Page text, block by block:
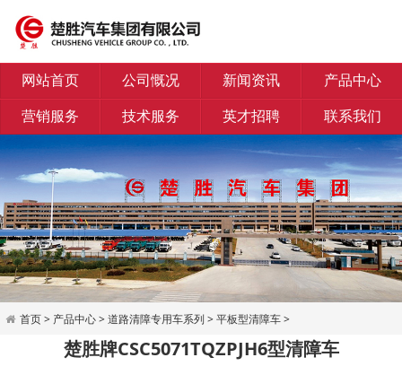
网站首页 公司慨况 新闻资讯
产品中心
营销服务
技术服务 英才招聘 联系我们
首页> 产品中心>道路清障专用车系列>平板型清障车>
楚胜牌CSC5071TQZPJH6型清障车